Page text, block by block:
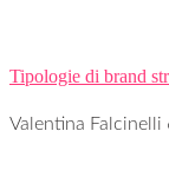
Tipologie di brand
Valentina Falcinelli